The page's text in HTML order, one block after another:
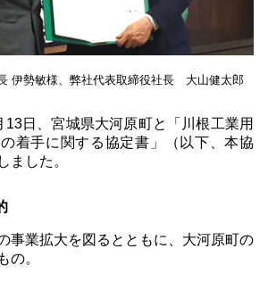
伊勢敏様、弊社代表取締役社長 大山健太郎
13日、宮城県大河原町と「川根工業用
着手に関する協定書」（以下、本協
ました。
事業拡大を図るとともに、大河原町の
の。